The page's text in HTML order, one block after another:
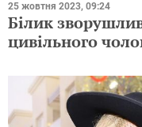
25 жовтня 2023, 09:24
Білик
цивільного